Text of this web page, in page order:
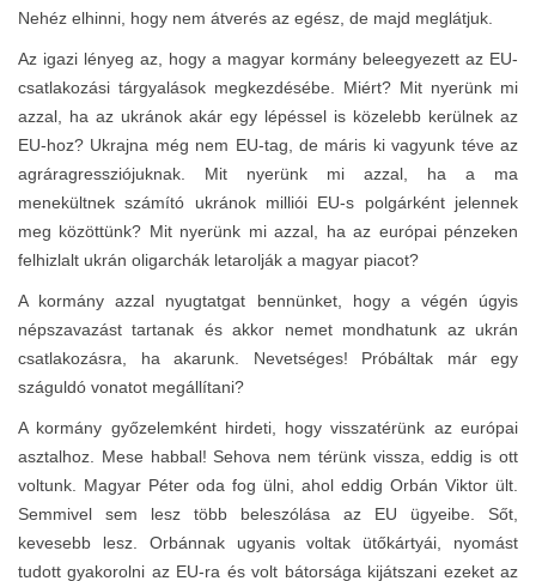
Nehéz elhinni, hogy nem átverés az egész, de majd meglátjuk.
Az igazi lényeg az, hogy a magyar kormány beleegyezett az EU-
csatlakozási tárgyalások megkezdésébe. Miért? Mit nyerünk mi
azzal, ha az ukránok akár egy lépéssel is közelebb kerülnek az
EU-hoz? Ukrajna még nem EU-tag, de máris ki vagyunk téve az
agráragressziójuknak. Mit nyerünk mi azzal, ha a ma
menekültnek számító ukránok milliói EU-s polgárként jelennek
meg közöttünk? Mit nyerünk mi azzal, ha az európai pénzeken
felhizlalt ukrán oligarchák letarolják a magyar piacot?
A kormány azzal nyugtatgat bennünket, hogy a végén úgyis
népszavazást tartanak és akkor nemet mondhatunk az ukrán
csatlakozásra, ha akarunk. Nevetséges! Próbáltak már egy
száguldó vonatot megállítani?
A kormány győzelemként hirdeti, hogy visszatérünk az európai
asztalhoz. Mese habbal! Sehova nem térünk vissza, eddig is ott
voltunk. Magyar Péter oda fog ülni, ahol eddig Orbán Viktor ült.
Semmivel sem lesz több beleszólása az EU ügyeibe. Sőt,
kevesebb lesz. Orbánnak ugyanis voltak ütőkártyái, nyomást
tudott gyakorolni az EU-ra és volt bátorsága kijátszani ezeket az